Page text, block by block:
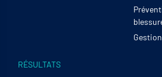
RÉSULTATS